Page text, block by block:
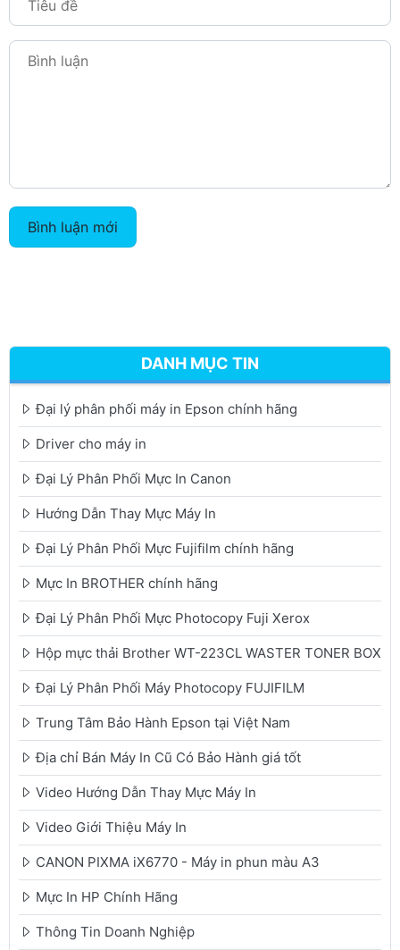
Bình luận mới
DANH MỤC TIN
Đại lý phân phối máy in Epson chính hãng
Driver cho máy in
Đại Lý Phân Phối Mực In Canon
Hướng Dẫn Thay Mực Máy In
Đại Lý Phân Phối Mực Fujifilm chính hãng
Mực In BROTHER chính hãng
Đại Lý Phân Phối Mực Photocopy Fuji Xerox
Hộp mực thải Brother WT-223CL WASTER TONER BOX
Đại Lý Phân Phối Máy Photocopy FUJIFILM
Trung Tâm Bảo Hành Epson tại Việt Nam
Địa chỉ Bán Máy In Cũ Có Bảo Hành giá tốt
Video Hướng Dẫn Thay Mực Máy In
Video Giới Thiệu Máy In
CANON PIXMA iX6770 - Máy in phun màu A3
Mực In HP Chính Hãng
Thông Tin Doanh Nghiệp